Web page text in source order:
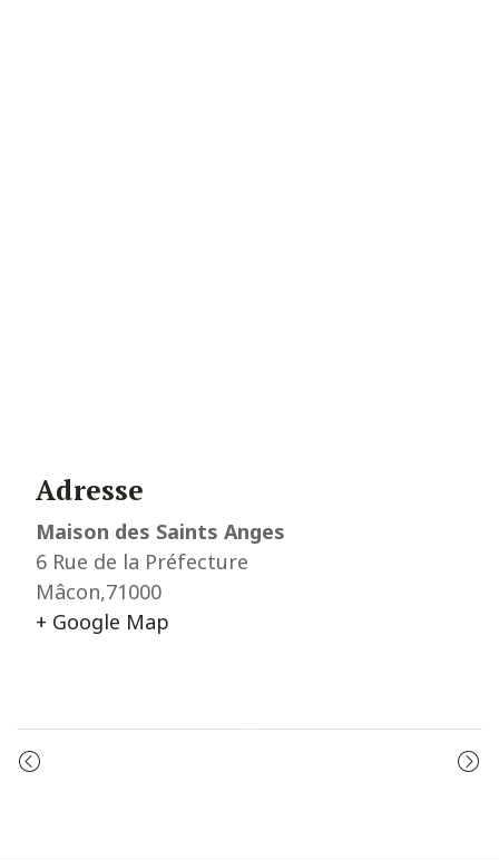
Adresse
Maison des Saints Anges
6 Rue de la Préfecture
Mâcon,71000
+ Google Map
Event